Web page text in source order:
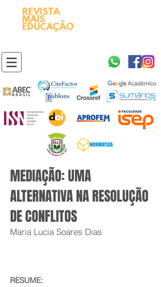
REVISTA
MAIS
EDUCAÇÃO
MEDIAÇÃO: UMA
ALTERNATIVA NA RESOLUÇÃO
DE CONFLITOS
Maria Lucia Soares Dias
RESUME: